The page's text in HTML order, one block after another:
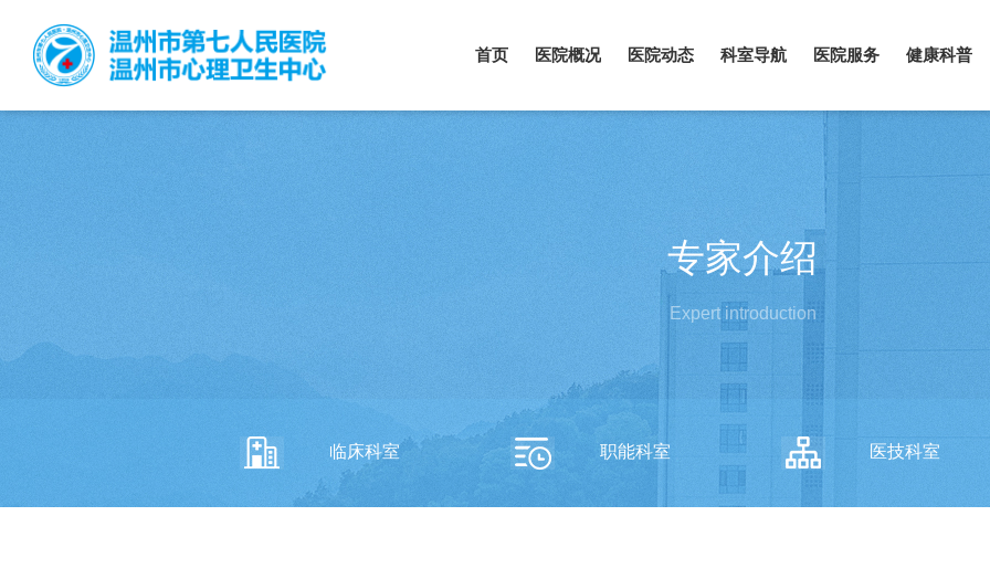
首页 医院概况 医院动态 科室导航 医院服务 健康科普
专家介绍
Expert introduction
临床科室 职能科室 医技科室